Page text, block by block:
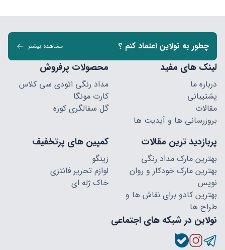
چطور به نولاین اعتماد کنم ؟ مشاهده بیشتر
لینک های مفید
درباره ما
پشتیبانی
مقالات
بروزرسانی ها و آپدیت ها
محصولات پرفروش
مداد رنگی اتودی سی کلاس
کارت مونگا
گل سفالگری کوزه
پربازدید ترین مقالات
بهترین مارک مداد رنگی
بهترین مارک خودکار و روان
نویس
بهترین کادو برای نقاش ها و
طراح ها
کمپین های پرتخفیف
زینگو
لوازم تحریر فانتزی
خاک ژله ای
نولاین در شبکه های اجتماعی